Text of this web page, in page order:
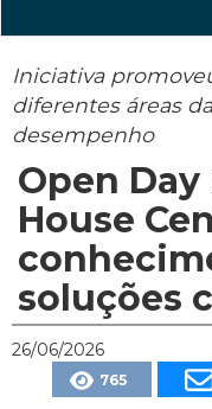
Iniciativa
diferentes áreas
desempenho
Open Day
House
soluções
26/06/2026
765